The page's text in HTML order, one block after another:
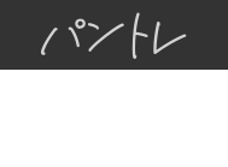
パントレ